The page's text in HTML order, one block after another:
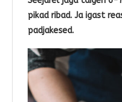
pikad ribad. Ja igast
padjakesed.